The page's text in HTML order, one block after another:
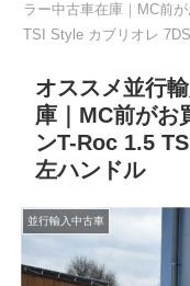
ラー中古車在庫｜MC前
TSI Style カブリオレ
オススメ並行
庫｜MC前がお
ンT-Roc 1.5
左ハンドル
並行輸入中古車